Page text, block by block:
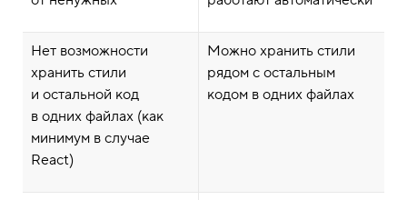
Нет возможности
хранить стили
и остальной код
в одних файлах (как
минимум в случае
React)
Можно хранить стили
рядом с остальным
кодом в одних файлах